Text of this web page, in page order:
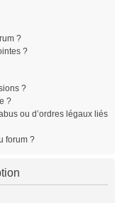
?
?
?
?
ou d’ordres légaux liés
forum ?